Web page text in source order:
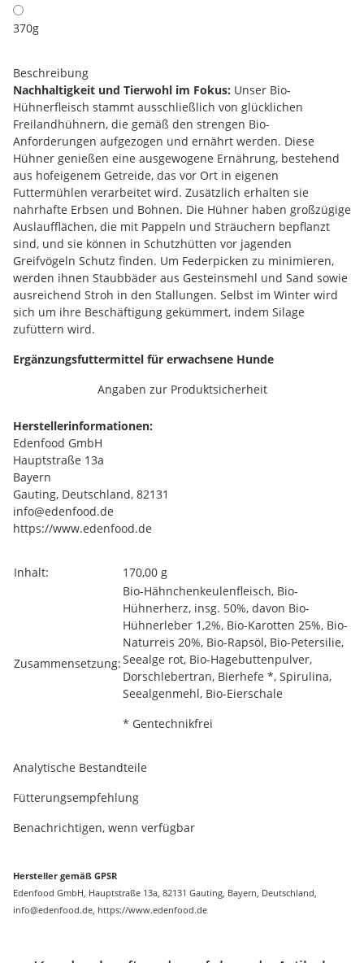
370g
Beschreibung
Nachhaltigkeit und Tierwohl im Fokus: Unser Bio-
Hühnerfleisch stammt ausschließlich von glücklichen
Freilandhühnern, die gemäß den strengen Bio-
Anforderungen aufgezogen und ernährt werden. Diese
Hühner genießen eine ausgewogene Ernährung, bestehend
aus hofeigenem Getreide, das vor Ort in eigenen
Futtermühlen verarbeitet wird. Zusätzlich erhalten sie
nahrhafte Erbsen und Bohnen. Die Hühner haben großzügige
Auslaufflächen, die mit Pappeln und Sträuchern bepflanzt
sind, und sie können in Schutzhütten vor jagenden
Greifvögeln Schutz finden. Um Federpicken zu minimieren,
werden ihnen Staubbäder aus Gesteinsmehl und Sand sowie
ausreichend Stroh in den Stallungen. Selbst im Winter wird
sich um ihre Beschäftigung gekümmert, indem Silage
zufüttern wird.
Ergänzungsfuttermittel für erwachsene Hunde
Angaben zur Produktsicherheit
Herstellerinformationen:
Edenfood GmbH
Hauptstraße 13a
Bayern
Gauting, Deutschland, 82131
info@edenfood.de
https://www.edenfood.de
Produkteigenschaft
Wert
Inhalt: 170,00 g
Zusammensetzung:
Bio-Hähnchenkeulenfleisch, Bio-
Hühnerherz, insg. 50%, davon Bio-
Hühnerleber 1,2%, Bio-Karotten 25%, Bio-
Naturreis 20%, Bio-Rapsöl, Bio-Petersilie,
Seealge rot, Bio-Hagebuttenpulver,
Dorschlebertran, Bierhefe *, Spirulina,
Seealgenmehl, Bio-Eierschale
* Gentechnikfrei
Analytische Bestandteile
Fütterungsempfehlung
Benachrichtigen, wenn verfügbar
Hersteller gemäß GPSR
Edenfood GmbH, Hauptstraße 13a, 82131 Gauting, Bayern, Deutschland,
info@edenfood.de, https://www.edenfood.de